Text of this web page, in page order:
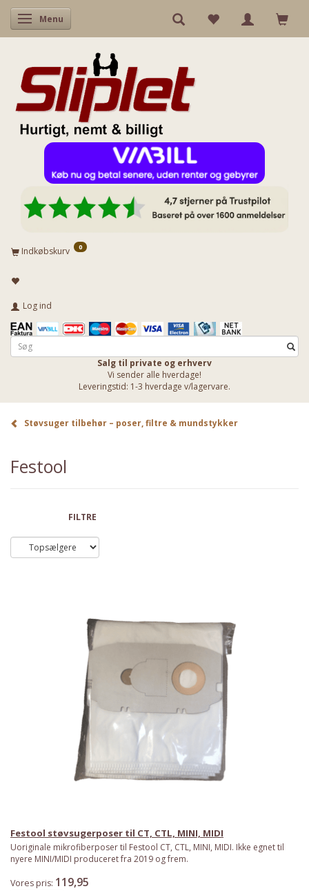
Skifte navigation
Menu
Indkøbskurv 0
Log ind
Salg til private og erhverv
Vi sender alle hverdage!
Leveringstid: 1-3 hverdage v/lagervare.
Støvsuger tilbehør – poser, filtre & mundstykker
Festool
FILTRE
Festool støvsugerposer til CT, CTL, MINI, MIDI
Uoriginale mikrofiberposer til Festool CT, CTL, MINI, MIDI. Ikke egnet til
nyere MINI/MIDI produceret fra 2019 og frem.
Vores pris: 119,95